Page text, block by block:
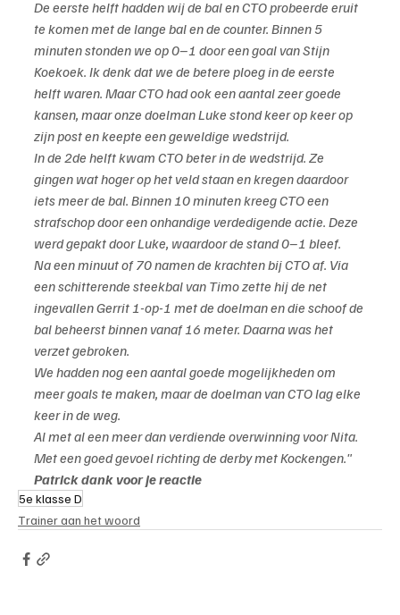
De eerste helft hadden wij de bal en CTO probeerde eruit
te komen met de lange bal en de counter. Binnen 5
minuten stonden we op 0–1 door een goal van Stijn
Koekoek. Ik denk dat we de betere ploeg in de eerste
helft waren. Maar CTO had ook een aantal zeer goede
kansen, maar onze doelman Luke stond keer op keer op
zijn post en keepte een geweldige wedstrijd.
In de 2de helft kwam CTO beter in de wedstrijd. Ze
gingen wat hoger op het veld staan en kregen daardoor
iets meer de bal. Binnen 10 minuten kreeg CTO een
strafschop door een onhandige verdedigende actie. Deze
werd gepakt door Luke, waardoor de stand 0–1 bleef.
Na een minuut of 70 namen de krachten bij CTO af. Via
een schitterende steekbal van Timo zette hij de net
ingevallen Gerrit 1-op-1 met de doelman en die schoof de
bal beheerst binnen vanaf 16 meter. Daarna was het
verzet gebroken.
We hadden nog een aantal goede mogelijkheden om
meer goals te maken, maar de doelman van CTO lag elke
keer in de weg.
Al met al een meer dan verdiende overwinning voor Nita.
Met een goed gevoel richting de derby met Kockengen."
Patrick dank voor je reactie
5e klasse D
Trainer aan het woord